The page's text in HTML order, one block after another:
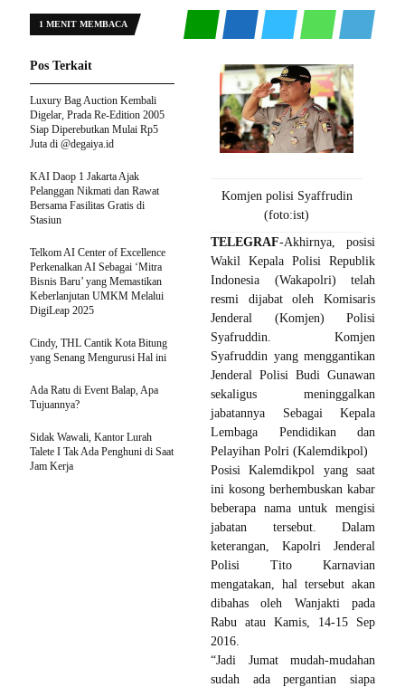
1 MENIT MEMBACA
Komjen polisi Syaffrudin
(foto:ist)
TELEGRAF-Akhirnya, posisi
Wakil Kepala Polisi Republik
Indonesia (Wakapolri) telah
resmi dijabat oleh Komisaris
Jenderal (Komjen) Polisi
Syafruddin. Komjen
Syafruddin yang menggantikan
Jenderal Polisi Budi Gunawan
sekaligus meninggalkan
jabatannya Sebagai Kepala
Lembaga Pendidikan dan
Pelayihan Polri (Kalemdikpol)
Posisi Kalemdikpol yang saat
ini kosong berhembuskan kabar
beberapa nama untuk mengisi
jabatan tersebut. Dalam
keterangan, Kapolri Jenderal
Polisi Tito Karnavian
mengatakan, hal tersebut akan
dibahas oleh Wanjakti pada
Rabu atau Kamis, 14-15 Sep
2016.
“Jadi Jumat mudah-mudahan
sudah ada pergantian siapa
Pos Terkait
Luxury Bag Auction Kembali
Digelar, Prada Re-Edition 2005
Siap Diperebutkan Mulai Rp5
Juta di @degaiya.id
KAI Daop 1 Jakarta Ajak
Pelanggan Nikmati dan Rawat
Bersama Fasilitas Gratis di
Stasiun
Telkom AI Center of Excellence
Perkenalkan AI Sebagai ‘Mitra
Bisnis Baru’ yang Memastikan
Keberlanjutan UMKM Melalui
DigiLeap 2025
Cindy, THL Cantik Kota Bitung
yang Senang Mengurusi Hal ini
Ada Ratu di Event Balap, Apa
Tujuannya?
Sidak Wawali, Kantor Lurah
Talete I Tak Ada Penghuni di Saat
Jam Kerja